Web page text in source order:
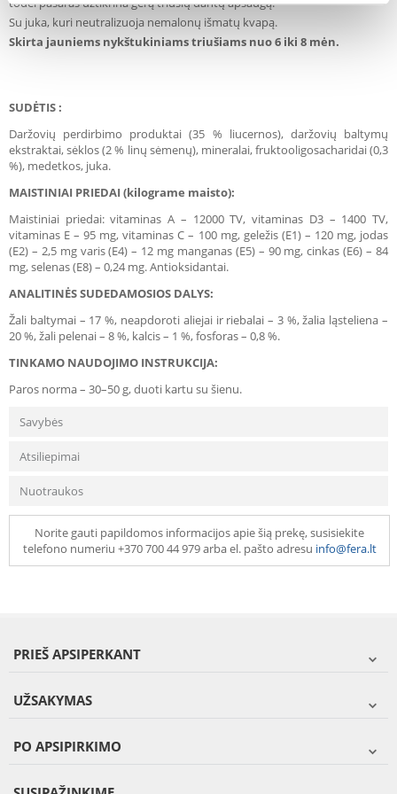
Su juka, kuri neutralizuoja nemalonų išmatų kvapą.
Skirta jauniems nykštukiniams triušiams nuo 6 iki 8 mėn.
SUDĖTIS :
Daržovių perdirbimo produktai (35 % liucernos), daržovių baltymų
ekstraktai, sėklos (2 % linų sėmenų), mineralai, fruktooligosacharidai (0,3
%), medetkos, juka.
MAISTINIAI PRIEDAI (kilograme maisto):
Maistiniai priedai: vitaminas A – 12000 TV, vitaminas D3 – 1400 TV,
vitaminas E – 95 mg, vitaminas C – 100 mg, geležis (E1) – 120 mg, jodas
(E2) – 2,5 mg varis (E4) – 12 mg manganas (E5) – 90 mg, cinkas (E6) – 84
mg, selenas (E8) – 0,24 mg. Antioksidantai.
ANALITINĖS SUDEDAMOSIOS DALYS:
Žali baltymai – 17 %, neapdoroti aliejai ir riebalai – 3 %, žalia ląsteliena –
20 %, žali pelenai – 8 %, kalcis – 1 %, fosforas – 0,8 %.
TINKAMO NAUDOJIMO INSTRUKCIJA:
Paros norma – 30–50 g, duoti kartu su šienu.
Savybės
Atsiliepimai
Nuotraukos
Norite gauti papildomos informacijos apie šią prekę, susisiekite
telefono numeriu +370 700 44 979 arba el. pašto adresu info@fera.lt
PRIEŠ APSIPERKANT
UŽSAKYMAS
PO APSIPIRKIMO